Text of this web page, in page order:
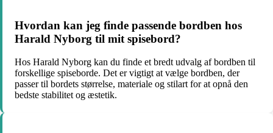
Hvordan kan jeg finde passende bordben hos
Harald Nyborg til mit spisebord?
Hos Harald Nyborg kan du finde et bredt udvalg af bordben til
forskellige spiseborde. Det er vigtigt at vælge bordben, der
passer til bordets størrelse, materiale og stilart for at opnå den
bedste stabilitet og æstetik.